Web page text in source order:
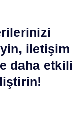
iletişim
daha etkili